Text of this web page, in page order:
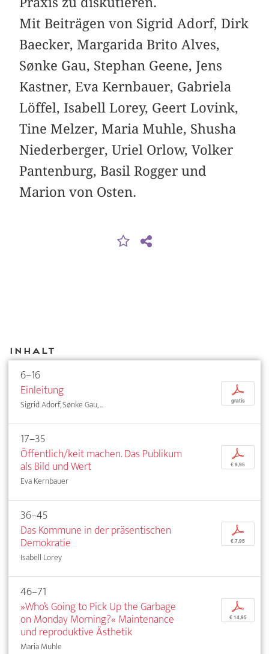
Mit Beiträgen von Sigrid Adorf, Dirk
Baecker, Margarida Brito Alves,
Sønke Gau, Stephan Geene, Jens
Kastner, Eva Kernbauer, Gabriela
Löffel, Isabell Lorey, Geert Lovink,
Tine Melzer, Maria Muhle, Shusha
Niederberger, Uriel Orlow, Volker
Pantenburg, Basil Rogger und
Marion von Osten.
Inhalt
6–16
Einleitung
Sigrid Adorf, Sønke Gau, ...
p
gratis
17–35
Öffentlich/keit machen. Das Publikum
als Bild und Wert
Eva Kernbauer
p
€ 9,95
36–45
Das Kommune in der präsentischen
Demokratie
Isabell Lorey
p
€ 7,95
46–71
»Who’s Going to Pick Up the Garbage
on Monday Morning?« Maintenance
und reproduktive Ästhetik
Maria Muhle
p
€ 14,95